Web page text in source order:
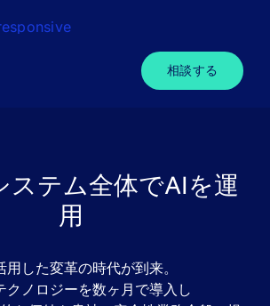
相談する
ステム全体でAIを運
用
用した変革の時代が到来。
クノロジーを数ヶ月で導入し